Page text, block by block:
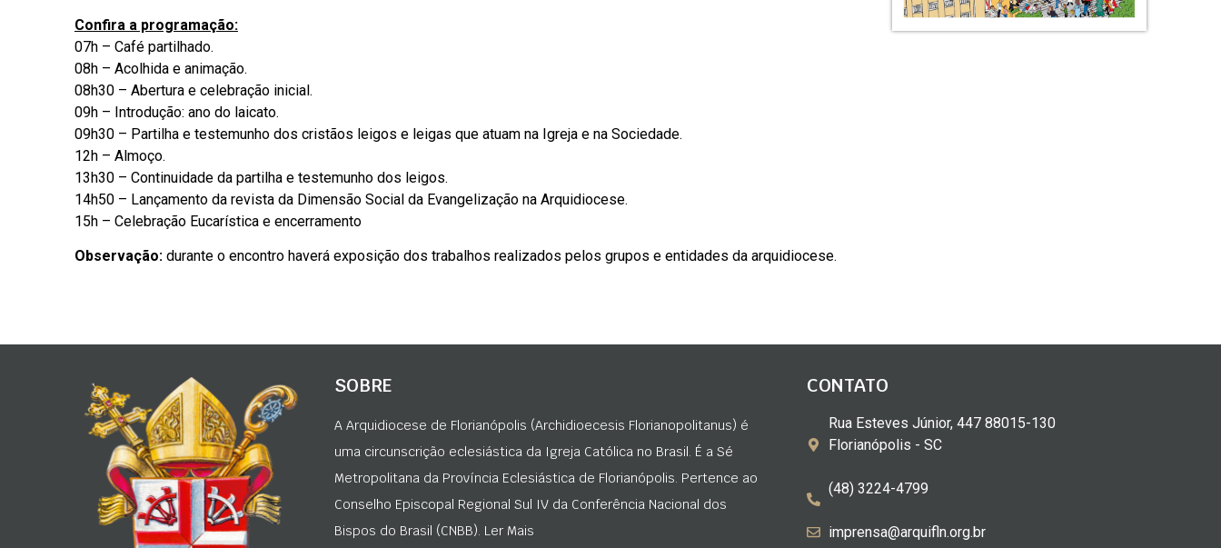
Confira a programação:
07h – Café partilhado.
08h – Acolhida e animação.
08h30 – Abertura e celebração inicial.
09h – Introdução: ano do laicato.
09h30 – Partilha e testemunho dos cristãos leigos e leigas que atuam na Igreja e na Sociedade.
12h – Almoço.
13h30 – Continuidade da partilha e testemunho dos leigos.
14h50 – Lançamento da revista da Dimensão Social da Evangelização na Arquidiocese.
15h – Celebração Eucarística e encerramento
Observação: durante o encontro haverá exposição dos trabalhos realizados pelos grupos e entidades da arquidiocese.
SOBRE
A Arquidiocese de Florianópolis (Archidioecesis Florianopolitanus) é
uma circunscrição eclesiástica da Igreja Católica no Brasil. É a Sé
Metropolitana da Província Eclesiástica de Florianópolis. Pertence ao
Conselho Episcopal Regional Sul IV da Conferência Nacional dos
Bispos do Brasil (CNBB). Ler Mais
CONTATO
Rua Esteves Júnior, 447 88015-130
Florianópolis - SC
(48) 3224-4799
imprensa@arquifln.org.br